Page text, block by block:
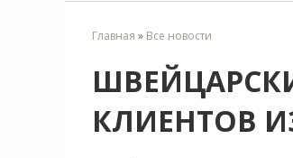
Главная » Все новости
КЛИЕНТОВ